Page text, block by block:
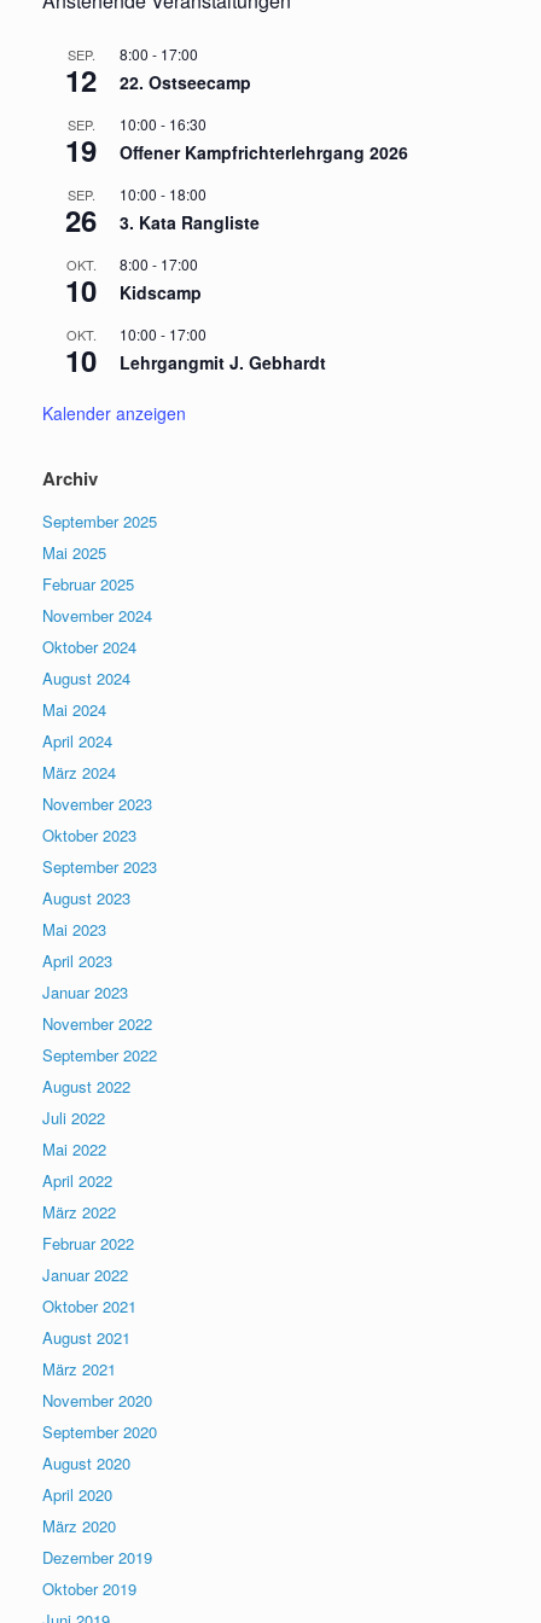
SEP.
12
8:00 - 17:00
22. Ostseecamp
SEP.
19
10:00 - 16:30
Offener Kampfrichterlehrgang 2026
SEP.
26
10:00 - 18:00
3. Kata Rangliste
OKT.
10
8:00 - 17:00
Kidscamp
OKT.
10
10:00 - 17:00
Lehrgangmit J. Gebhardt
Kalender anzeigen
Archiv
September 2025
Mai 2025
Februar 2025
November 2024
Oktober 2024
August 2024
Mai 2024
April 2024
März 2024
November 2023
Oktober 2023
September 2023
August 2023
Mai 2023
April 2023
Januar 2023
November 2022
September 2022
August 2022
Juli 2022
Mai 2022
April 2022
März 2022
Februar 2022
Januar 2022
Oktober 2021
August 2021
März 2021
November 2020
September 2020
August 2020
April 2020
März 2020
Dezember 2019
Oktober 2019